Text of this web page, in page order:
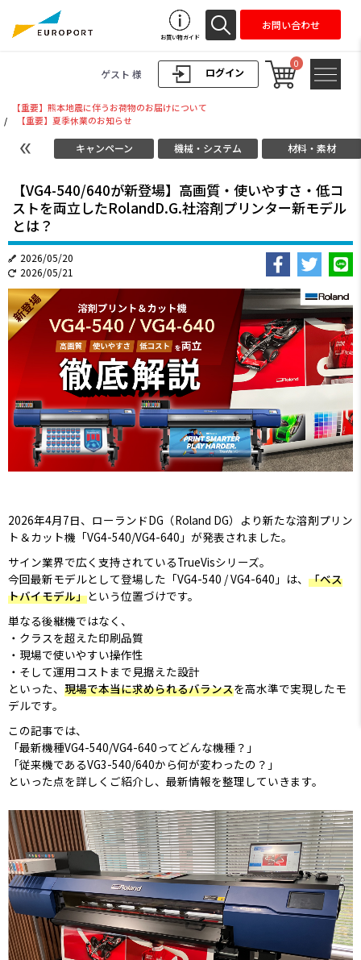
ログイン
ゲスト 様
0
お買い物ガイド
お問い合わせ
【重要】熊本地震に伴うお荷物のお届けについて
/
【重要】夏季休業のお知らせ
キャンペーン 機械・システム 材料・素材
【VG4-540/640が新登場】高画質・使いやすさ・低コ
ストを両立したRolandD.G.社溶剤プリンター新モデル
とは？
2026/05/20
2026/05/21
2026年4月7日、ローランドDG（Roland DG）より新たな溶剤プリン
ト＆カット機「VG4-540/VG4-640」が発表されました。
サイン業界で広く支持されているTrueVisシリーズ。
今回最新モデルとして登場した「VG4-540 / VG4-640」は、 「ベス
トバイモデル」という位置づけです。
単なる後継機ではなく、
クラスを超えた印刷品質
現場で使いやすい操作性
そして運用コストまで見据えた設計
といった、 現場で本当に求められるバランスを高水準で実現したモ
デルです。
この記事では、
「最新機種VG4-540/VG4-640ってどんな機種？」
「従来機であるVG3-540/640から何が変わったの？」
といった点を詳しくご紹介し、最新情報を整理していきます。